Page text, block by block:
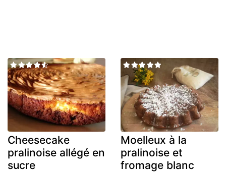
Cheesecake
pralinoise allégé en
sucre
Moelleux à la
pralinoise et
fromage blanc